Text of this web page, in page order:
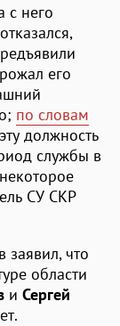
с него
его
по словам
должность
службы в
СУ СКР
заявил, что
области
и Сергей